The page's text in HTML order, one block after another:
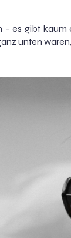
– es gibt
unten